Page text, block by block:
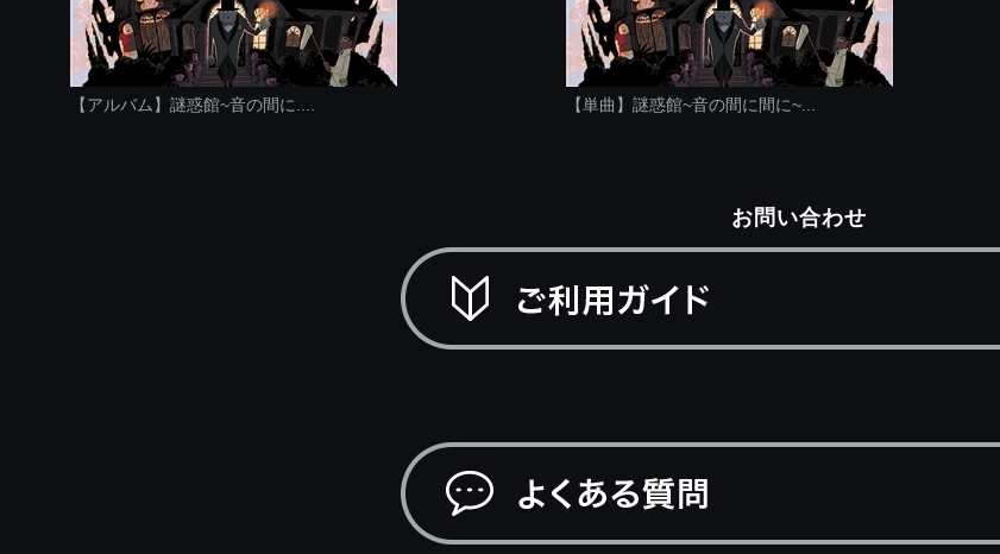
【アルバム】謎惑館~音の間に.... 【単曲】謎惑館~音の間に間に~...
お問い合わせ